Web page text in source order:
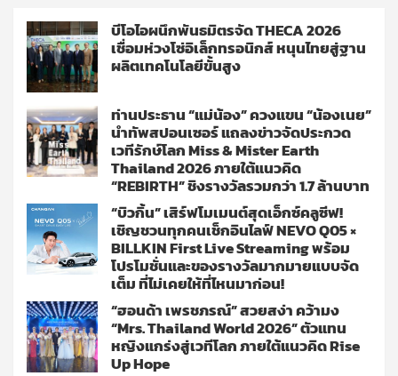
บีโอไอผนึกพันธมิตรจัด THECA 2026
เชื่อมห่วงโซ่อิเล็กทรอนิกส์ หนุนไทยสู่ฐาน
ผลิตเทคโนโลยีขั้นสูง
ท่านประธาน “แม่น้อง” ควงแขน “น้องเนย”
นำทัพสปอนเซอร์ แถลงข่าวจัดประกวด
เวทีรักษ์โลก Miss & Mister Earth
Thailand 2026 ภายใต้แนวคิด
“REBIRTH” ชิงรางวัลรวมกว่า 1.7 ล้านบาท
“บิวกิ้น” เสิร์ฟโมเมนต์สุดเอ็กซ์คลูซีฟ!
เชิญชวนทุกคนเช็กอินไลฟ์ NEVO Q05 ×
BILLKIN First Live Streaming พร้อม
โปรโมชั่นและของรางวัลมากมายแบบจัด
เต็ม ที่ไม่เคยให้ที่ไหนมาก่อน!
“ฮอนด้า เพรชภรณ์” สวยสง่า คว้ามง
“Mrs. Thailand World 2026” ตัวแทน
หญิงแกร่งสู่เวทีโลก ภายใต้แนวคิด Rise
Up Hope